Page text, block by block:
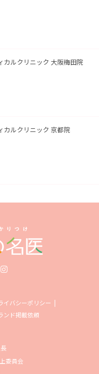
カルクリニック 大阪梅田院
カルクリニック 京都院
イバシーポリシー
ンド掲載依頼
委員会